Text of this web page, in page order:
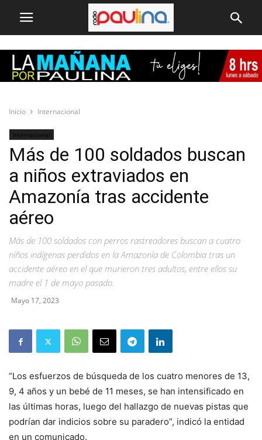
Inicio Internacional
Internacional
Más de 100 soldados buscan
a niños extraviados en
Amazonía tras accidente
aéreo
Más de 100 soldados con perros rastreadores buscan a cuatro
niños indígenas perdidos en la Amazonía de Colombia tras un
accidente aéreo en el que murieron tres adultos, entre ellos su
madre el 1 de mayo pasado.
Mayo 17, 2023
“Los esfuerzos de búsqueda de los cuatro menores de 13,
9, 4 años y un bebé de 11 meses, se han intensificado en
las últimas horas, luego del hallazgo de nuevas pistas que
podrían dar indicios sobre su paradero”, indicó la entidad
en un comunicado.